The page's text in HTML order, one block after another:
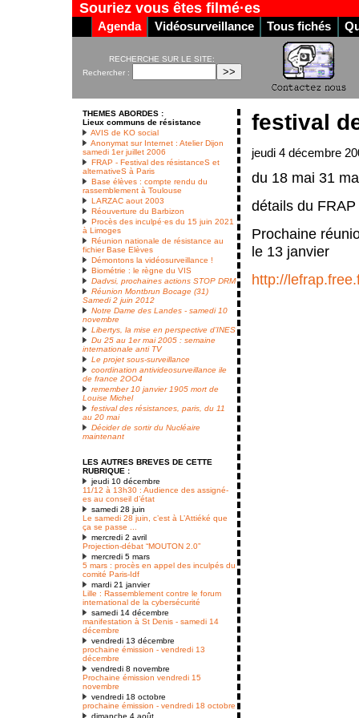
Souriez vous êtes filmé·es
Agenda Vidéosurveillance Tous fichés
RECHERCHE SUR LE SITE:
Rechercher :
THEMES ABORDES :
Lieux communs de résistance
AVIS de KO social
Anonymat sur Internet : Atelier Dijon
samedi 1er juillet 2006
FRAP - Festival des résistanceS et
alternativeS à Paris
Base élèves : compte rendu du
rassemblement à Toulouse
LARZAC aout 2003
Réouverture du Barbizon
Procès des inculpé·es du 15 juin 2021
à Limoges
Réunion nationale de résistance au
fichier Base Elèves
Démontons la vidéosurveillance !
Biométrie : le règne du VIS
Dadvsi, prochaines actions STOP DRM
Réunion Montbrun Bocage (31)
Samedi 2 juin 2012
Notre Dame des Landes - samedi 10
novembre
Libertys, la mise en perspective d’INES
Du 25 au 1er mai 2005 : semaine
internationale anti TV
Le projet sous-surveillance
coordination antivideosurveillance ile
de france 2OO4
remember 10 janvier 1905 mort de
Louise Michel
festival des résistances, paris, du 11
au 20 mai
Décider de sortir du Nucléaire
maintenant
LES AUTRES BREVES DE CETTE
RUBRIQUE :
jeudi 10 décembre
11/12 à 13h30 : Audience des assigné-
es au conseil d’état
samedi 28 juin
Le samedi 28 juin, c’est à L’Attiéké que
ça se passe ...
mercredi 2 avril
Projection-débat “MOUTON 2.0”
mercredi 5 mars
5 mars : procès en appel des inculpés du
comité Paris-Idf
mardi 21 janvier
Lille : Rassemblement contre le forum
international de la cybersécurité
samedi 14 décembre
manifestation à St Denis - samedi 14
décembre
vendredi 13 décembre
prochaine émission - vendredi 13
décembre
vendredi 8 novembre
Prochaine émission vendredi 15
novembre
vendredi 18 octobre
prochaine émission - vendredi 18 octobre
dimanche 4 août
festival
jeudi 4 décembre
du 18 mai 31
détails du
Prochaine
le 13 janvier
http://